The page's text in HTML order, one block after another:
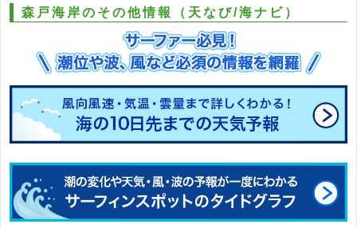
森戸海岸のその他情報（天なび/海ナビ）